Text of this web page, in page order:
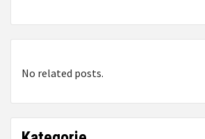
No related posts.